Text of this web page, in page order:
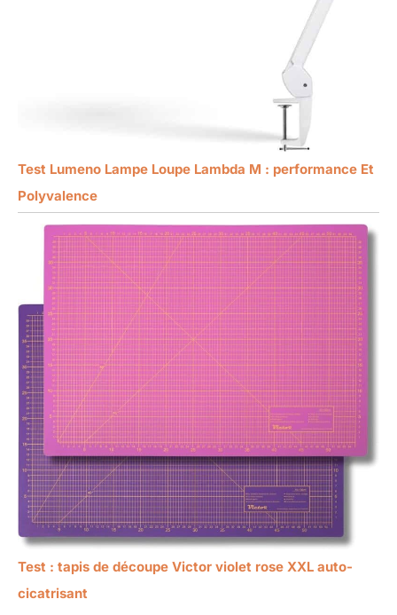
Test Lumeno Lampe Loupe Lambda M : performance Et
Polyvalence
Test : tapis de découpe Victor violet rose XXL auto-
cicatrisant